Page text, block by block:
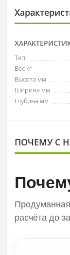
Тип
Вес кг
Высота мм
Ширина мм
Глубина мм
ПОЧЕМУ С
расчёта до